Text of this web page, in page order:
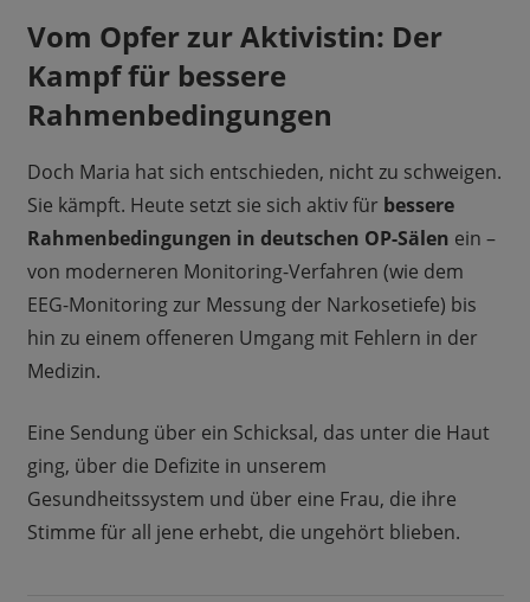
Vom Opfer zur Aktivistin: Der
Kampf für bessere
Rahmenbedingungen
Doch Maria hat sich entschieden, nicht zu schweigen.
Sie kämpft. Heute setzt sie sich aktiv für bessere
Rahmenbedingungen in deutschen OP-Sälen ein –
von moderneren Monitoring-Verfahren (wie dem
EEG-Monitoring zur Messung der Narkosetiefe) bis
hin zu einem offeneren Umgang mit Fehlern in der
Medizin.
Eine Sendung über ein Schicksal, das unter die Haut
ging, über die Defizite in unserem
Gesundheitssystem und über eine Frau, die ihre
Stimme für all jene erhebt, die ungehört blieben.